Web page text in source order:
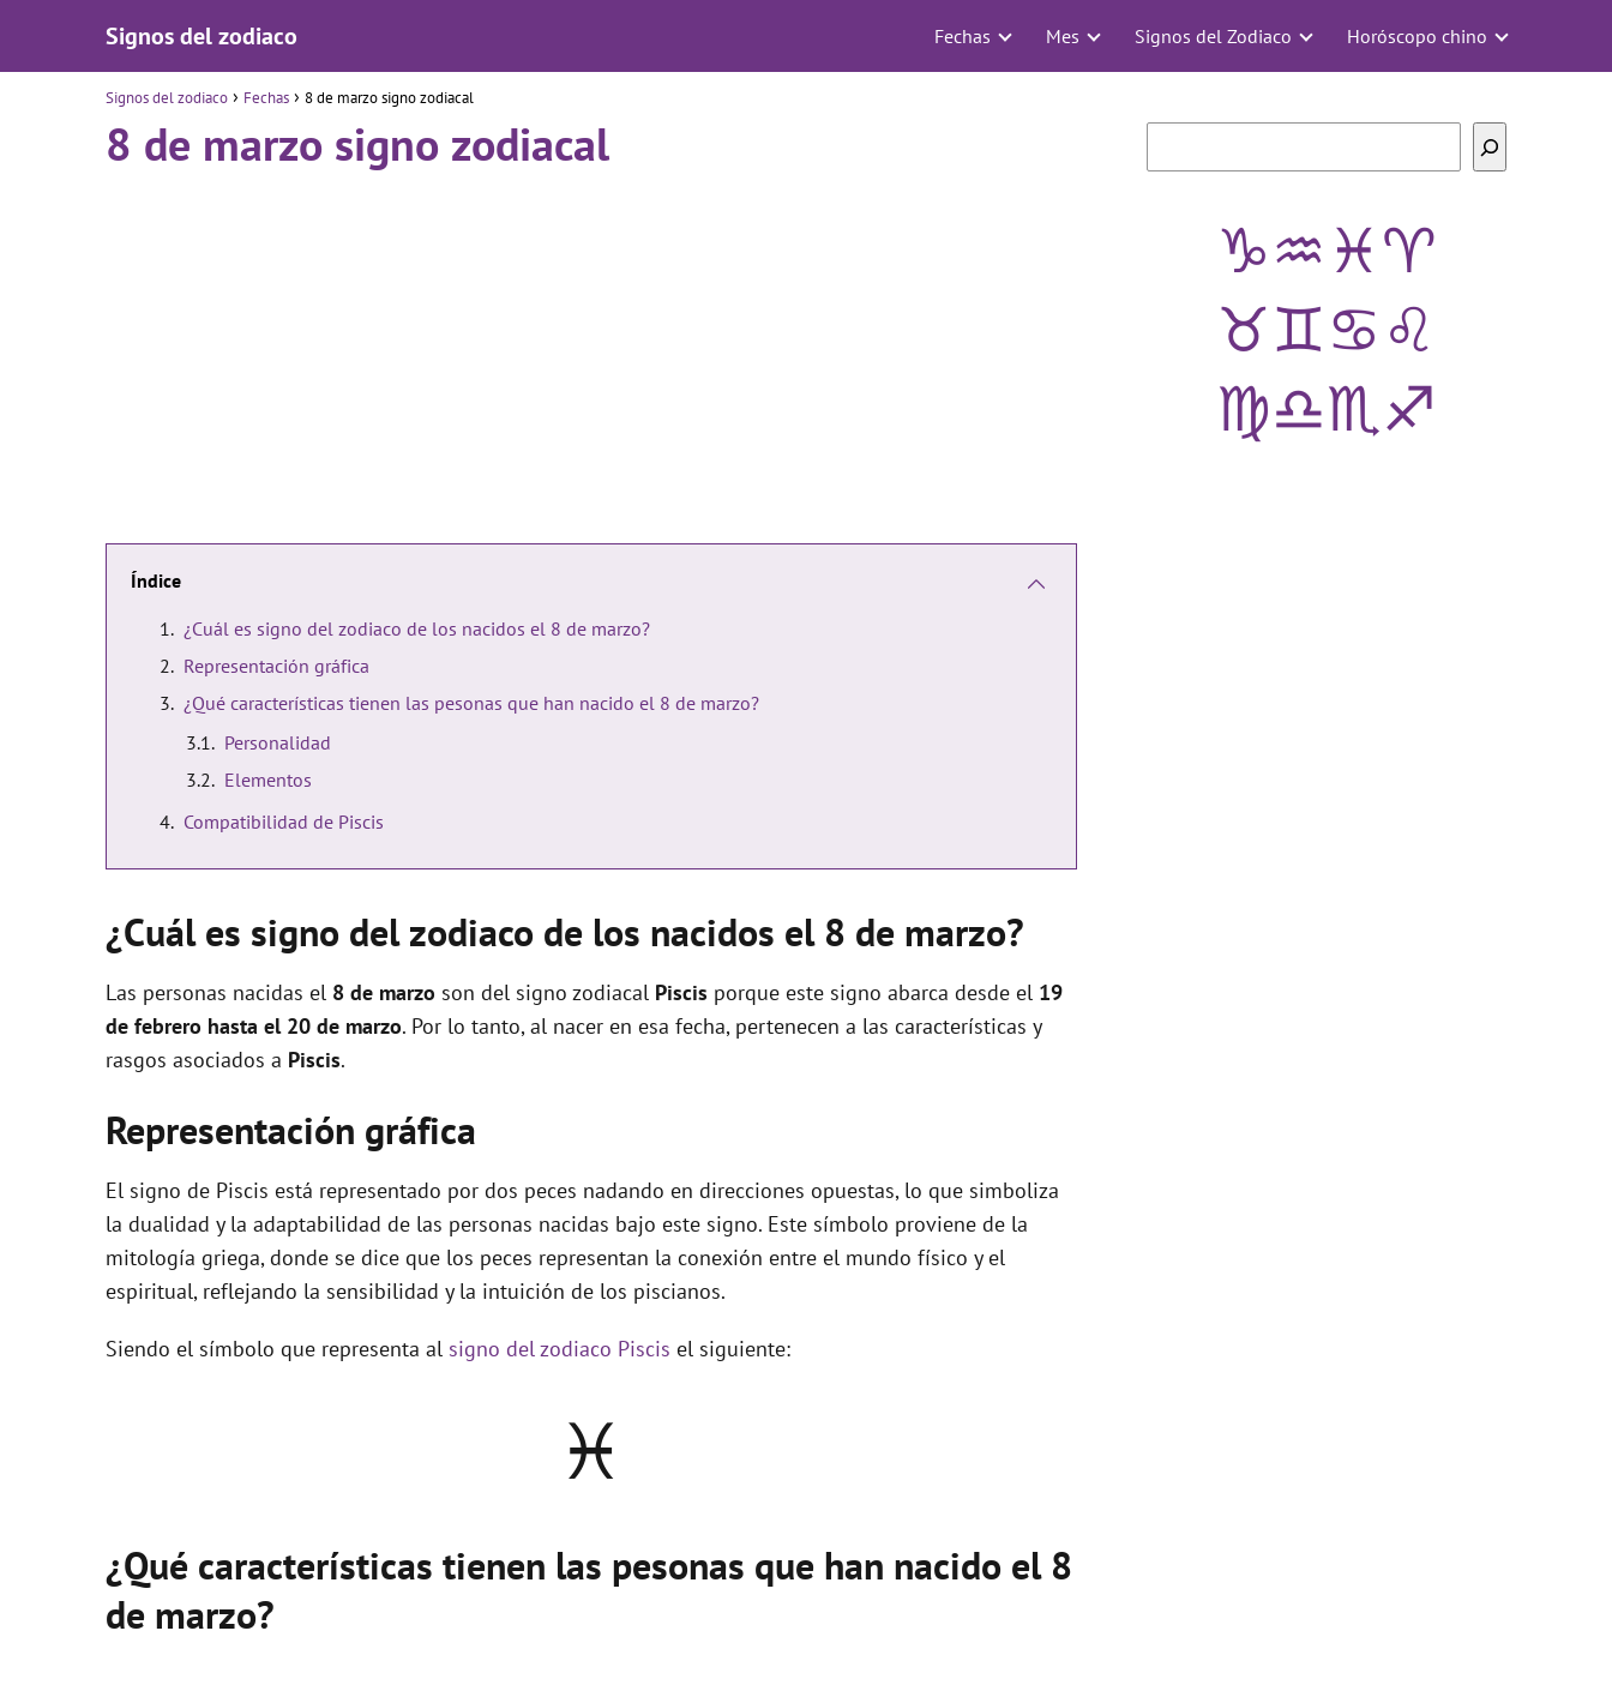
Signos del zodiaco Fechas Mes Signos del Zodiaco Horóscopo chino
Signos del zodiaco Fechas 8 de marzo signo zodiacal
8 de marzo signo zodiacal
Índice
¿Cuál es signo del zodiaco de los nacidos el 8 de marzo?
Representación gráfica
¿Qué características tienen las pesonas que han nacido el 8 de marzo?
Personalidad
Elementos
Compatibilidad de Piscis
¿Cuál es signo del zodiaco de los nacidos el 8 de marzo?
Las personas nacidas el 8 de marzo son del signo zodiacal Piscis porque este signo abarca desde el 19
de febrero hasta el 20 de marzo. Por lo tanto, al nacer en esa fecha, pertenecen a las características y
rasgos asociados a Piscis.
Representación gráfica
El signo de Piscis está representado por dos peces nadando en direcciones opuestas, lo que simboliza
la dualidad y la adaptabilidad de las personas nacidas bajo este signo. Este símbolo proviene de la
mitología griega, donde se dice que los peces representan la conexión entre el mundo físico y el
espiritual, reflejando la sensibilidad y la intuición de los piscianos.
Siendo el símbolo que representa al signo del zodiaco Piscis el siguiente:
♓
¿Qué características tienen las pesonas que han nacido el 8
de marzo?
♑♒♓♈
♉♊♋♌
♍♎♏♐